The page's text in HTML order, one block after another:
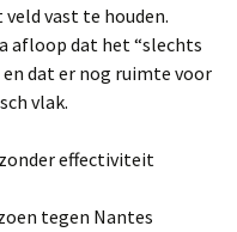
vast te houden.
afloop dat het “slechts
dat er nog ruimte voor
vlak.
effectiviteit
tegen Nantes